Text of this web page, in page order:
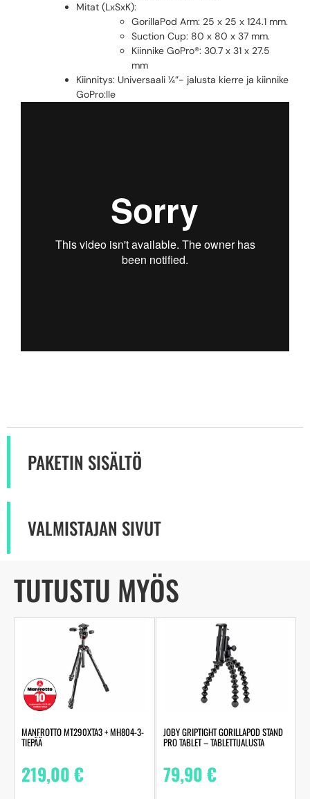
Mitat (LxSxK):
GorillaPod Arm: 25 x 25 x 124.1 mm.
Suction Cup: 80 x 80 x 37 mm.
Kiinnike GoPro®: 30.7 x 31 x 27.5
mm
Kiinnitys: Universaali ¼”- jalusta kierre ja kiinnike
GoPro:lle
PAKETIN SISÄLTÖ
VALMISTAJAN SIVUT
TUTUSTU MYÖS
MANFROTTO MT290XTA3 + MH804-3-
TIEPÄÄ
219,00€
JOBY GRIPTIGHT GORILLAPOD STAND
PRO TABLET – TABLETTIJALUSTA
79,90€